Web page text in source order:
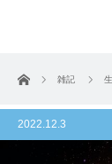
ホーム 雑記
2022.12.3